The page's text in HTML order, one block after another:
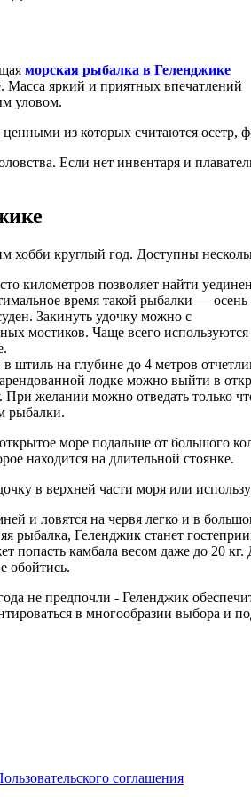
морская рыбалка в Геленджике
Масса яркий и приятных впечатлений
уловом.
из которых считаются осетр,
Если нет инвентаря и
хобби круглый год. Доступны
километров позволяет найти
время такой рыбалки — осень
Закинуть удочку можно с
мостиков. Чаще всего
штиль на глубине до 4 метров
лодке можно выйти в
желании можно отведать только
рыбалки.
море подальше от большого
находится на длительной стоянке.
в верхней части моря или
и ловятся на червя легко и в
рыбалка, Геленджик станет
попасть камбала весом даже до 20
обойтись.
не предпочли - Геленджик
в многообразии выбора
соглашения